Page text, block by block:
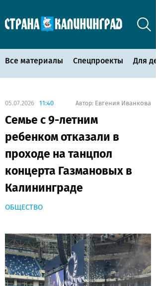
Все материалы Спецпроекты Для
05.07.2026 11:40 Автор: Евгения Иванкова
Семье с 9-летним
ребенком отказали в
проходе на танцпол
концерта Газмановых в
Калининграде
ОБЩЕСТВО